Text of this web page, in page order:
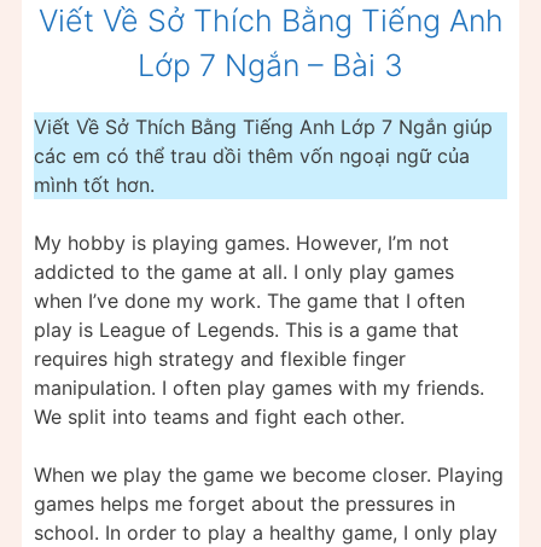
Viết Về Sở Thích Bằng Tiếng Anh
Lớp 7 Ngắn – Bài 3
Viết Về Sở Thích Bằng Tiếng Anh Lớp 7 Ngắn giúp
các em có thể trau dồi thêm vốn ngoại ngữ của
mình tốt hơn.
My hobby is playing games. However, I’m not
addicted to the game at all. I only play games
when I’ve done my work. The game that I often
play is League of Legends. This is a game that
requires high strategy and flexible finger
manipulation. I often play games with my friends.
We split into teams and fight each other.
When we play the game we become closer. Playing
games helps me forget about the pressures in
school. In order to play a healthy game, I only play